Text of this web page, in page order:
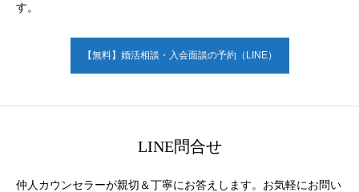
す。
【無料】婚活相談・入会面談の予約（LINE）
LINE問合せ
仲人カウンセラーが親切＆丁寧にお答えします。お気軽にお問い